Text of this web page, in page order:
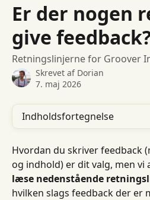
Er der nogen
give
Retningslinjerne for Groover
Skrevet af Dorian
7. maj 2026
Indholdsfortegnelse
Hvordan du skriver feedback
og indhold) er dit valg, men
læse nedenstående
hvilken slags feedback der er